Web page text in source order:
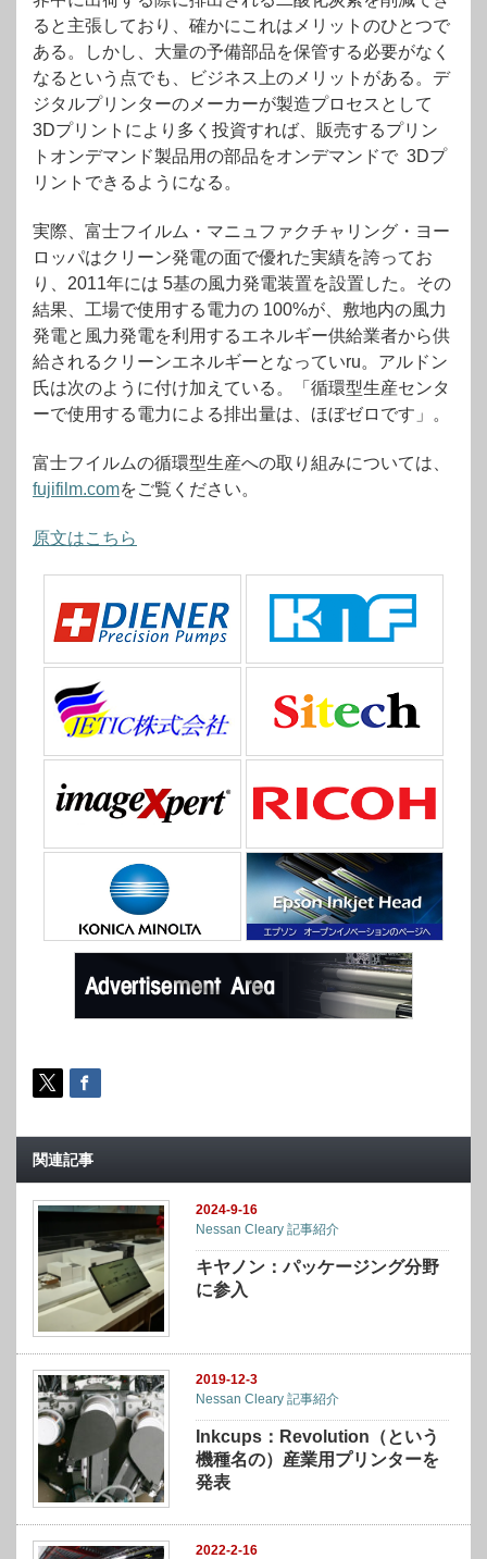
ると主張しており、確かにこれはメリットのひとつで
ある。しかし、大量の予備部品を保管する必要がなく
なるという点でも、ビジネス上のメリットがある。デ
ジタルプリンターのメーカーが製造プロセスとして
3Dプリントにより多く投資すれば、販売するプリン
トオンデマンド製品用の部品をオンデマンドで 3Dプ
リントできるようになる。
実際、富士フイルム・マニュファクチャリング・ヨー
ロッパはクリーン発電の面で優れた実績を誇ってお
り、2011年には 5基の風力発電装置を設置した。その
結果、工場で使用する電力の 100%が、敷地内の風力
発電と風力発電を利用するエネルギー供給業者から供
給されるクリーンエネルギーとなっていru。アルドン
氏は次のように付け加えている。「循環型生産センタ
ーで使用する電力による排出量は、ほぼゼロです」。
富士フイルムの循環型生産への取り組みについては、
fujifilm.comをご覧ください。
原文はこちら
関連記事
2024-9-16
Nessan Cleary 記事紹介
キヤノン：パッケージング分野
に参入
2019-12-3
Nessan Cleary 記事紹介
Inkcups：Revolution（という
機種名の）産業用プリンターを
発表
2022-2-16